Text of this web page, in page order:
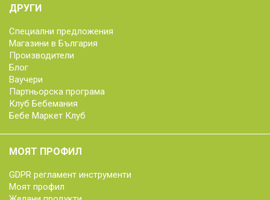
ДРУГИ
Специални предложения
Магазини в България
Производители
Блог
Ваучери
Партньорска програма
Клуб Бебемания
Бебе Маркет Клуб
МОЯТ ПРОФИЛ
GDPR регламент инструменти
Моят профил